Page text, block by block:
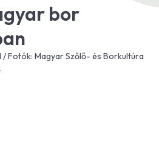
bor
/ Fotók: Magyar Szőlő- és Borkultúra